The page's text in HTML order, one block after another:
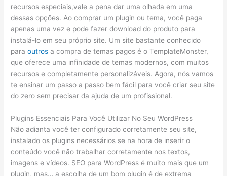
recursos especiais,vale a pena dar uma olhada em uma
dessas opções. Ao comprar um plugin ou tema, você paga
apenas uma vez e pode fazer download do produto para
instalá-lo em seu próprio site. Um site bastante conhecido
paraoutros a compra de temas pagos é o TemplateMonster,
que oferece uma infinidade de temas modernos, com muitos
recursos e completamente personalizáveis. Agora, nós vamos
te ensinar um passo a passo bem fácil para você criar seu site
do zero sem precisar da ajuda de um profissional.
Plugins Essenciais Para Você Utilizar No Seu WordPress
Não adianta você ter configurado corretamente seu site,
instalado os plugins necessários se na hora de inserir o
conteúdo você não trabalhar corretamente nos textos,
imagens e vídeos. SEO para WordPress é muito mais que um
plugin, mas… a escolha de um bom plugin é de extrema